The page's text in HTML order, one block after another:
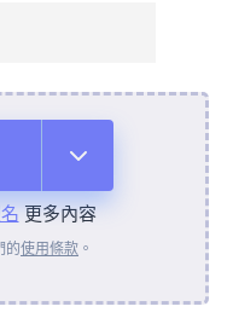
更多內容
的使用條款 。